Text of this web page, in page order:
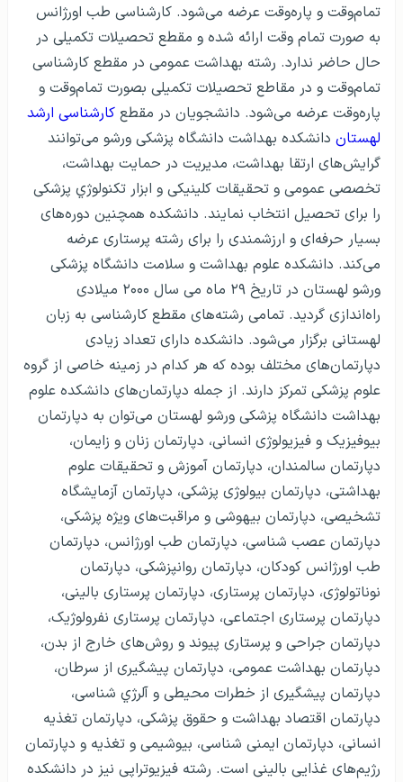
تمام‌وقت و پاره‌وقت عرضه می‌شود. کارشناسی طب اورژانس
به صورت تمام وقت ارائه شده و مقطع تحصیلات تکمیلی در
حال حاضر ندارد. رشته بهداشت عمومی در مقطع کارشناسی
تمام‌وقت و در مقاطع تحصیلات تکمیلی بصورت تمام‌وقت و
پاره‌وقت عرضه می‌شود. دانشجویان در مقطع کارشناسی ارشد
لهستان دانشکده بهداشت دانشگاه پزشکی ورشو می‌توانند
گرایش‌های ارتقا بهداشت، مدیریت در حمایت بهداشت،
تخصصی عمومی و تحقیقات کلینیکی و ابزار تکنولوژي پزشکی
را برای تحصیل انتخاب نمایند. دانشکده همچنین دوره‌های
بسیار حرفه‌ای و ارزشمندی را برای رشته پرستاری عرضه
می‌کند. دانشکده علوم بهداشت و سلامت دانشگاه پزشکی
ورشو لهستان در تاریخ ۲۹ ماه می سال ۲۰۰۰ میلادی
راه‌اندازی گردید. تمامی رشته‌های مقطع کارشناسی به زبان
لهستانی برگزار می‌شود. دانشکده دارای تعداد زیادی
دپارتمان‌های مختلف بوده که هر کدام در زمینه خاصی از گروه
علوم پزشکی تمرکز دارند. از جمله دپارتمان‌های دانشکده علوم
بهداشت دانشگاه پزشکی ورشو لهستان می‌توان به دپارتمان
بیوفیزیک و فیزیولوژی انسانی، دپارتمان زنان و زایمان،
دپارتمان سالمندان، دپارتمان آموزش و تحقیقات علوم
بهداشتی، دپارتمان بیولوژی پزشکی، دپارتمان آزمایشگاه
تشخیصی، دپارتمان بیهوشی و مراقبت‌های ویژه پزشکی،
دپارتمان عصب شناسی، دپارتمان طب اورژانس، دپارتمان
طب اورژانس کودکان، دپارتمان روانپزشکی، دپارتمان
نوناتولوژی، دپارتمان پرستاری، دپارتمان پرستاری بالینی،
دپارتمان پرستاری اجتماعی، دپارتمان پرستاری نفرولوژیک،
دپارتمان جراحی و پرستاری پیوند و روش‌های خارج از بدن،
دپارتمان بهداشت عمومی، دپارتمان پیشگیری از سرطان،
دپارتمان پیشگیری از خطرات محیطی و آلرژي شناسی،
دپارتمان اقتصاد بهداشت و حقوق پزشکی، دپارتمان تغذیه
انسانی، دپارتمان ایمنی شناسی، بیوشیمی و تغذیه و دپارتمان
رژیم‌های غذایی بالینی است. رشته فیزیوتراپی نیز در دانشکده